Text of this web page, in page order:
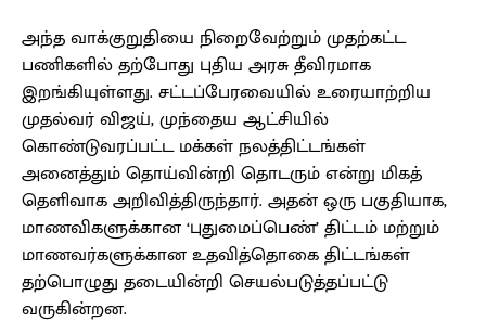
அந்த வாக்குறுதியை நிறைவேற்றும் முதற்கட்ட
பணிகளில் தற்போது புதிய அரசு தீவிரமாக
இறங்கியுள்ளது. சட்டப்பேரவையில் உரையாற்றிய
முதல்வர் விஜய், முந்தைய ஆட்சியில்
கொண்டுவரப்பட்ட மக்கள் நலத்திட்டங்கள்
அனைத்தும் தொய்வின்றி தொடரும் என்று மிகத்
தெளிவாக அறிவித்திருந்தார். அதன் ஒரு பகுதியாக,
மாணவிகளுக்கான ‘புதுமைப்பெண்’ திட்டம் மற்றும்
மாணவர்களுக்கான உதவித்தொகை திட்டங்கள்
தற்பொழுது தடையின்றி செயல்படுத்தப்பட்டு
வருகின்றன.